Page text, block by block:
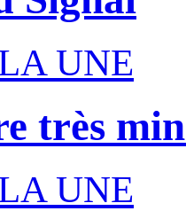
UNE
très
UNE